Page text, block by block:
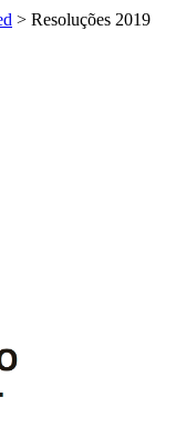
> Resoluções 2019